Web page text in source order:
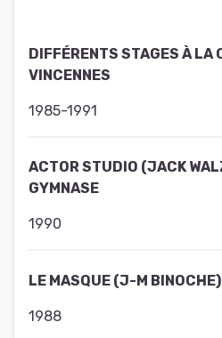
DIFFÉRENTS STAGES À LA
VINCENNES
1985-1991
ACTOR STUDIO (JACK
GYMNASE
1990
LE MASQUE (J-M BINOCHE)
1988